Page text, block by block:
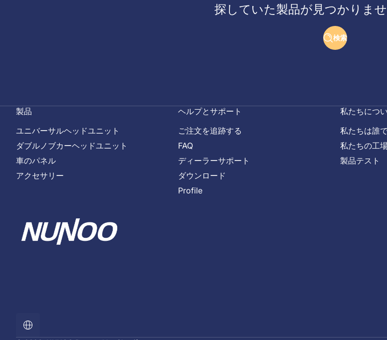
探していた製品が見つかりま
検索
製品
ユニバーサルヘッドユニット
ダブルノブカーヘッドユニット
車のパネル
アクセサリー
ヘルプとサポート
ご注文を追跡する
FAQ
ディーラーサポート
ダウンロード
Profile
私たちにつ
私たちは誰
私たちの工
製品テスト
ロ